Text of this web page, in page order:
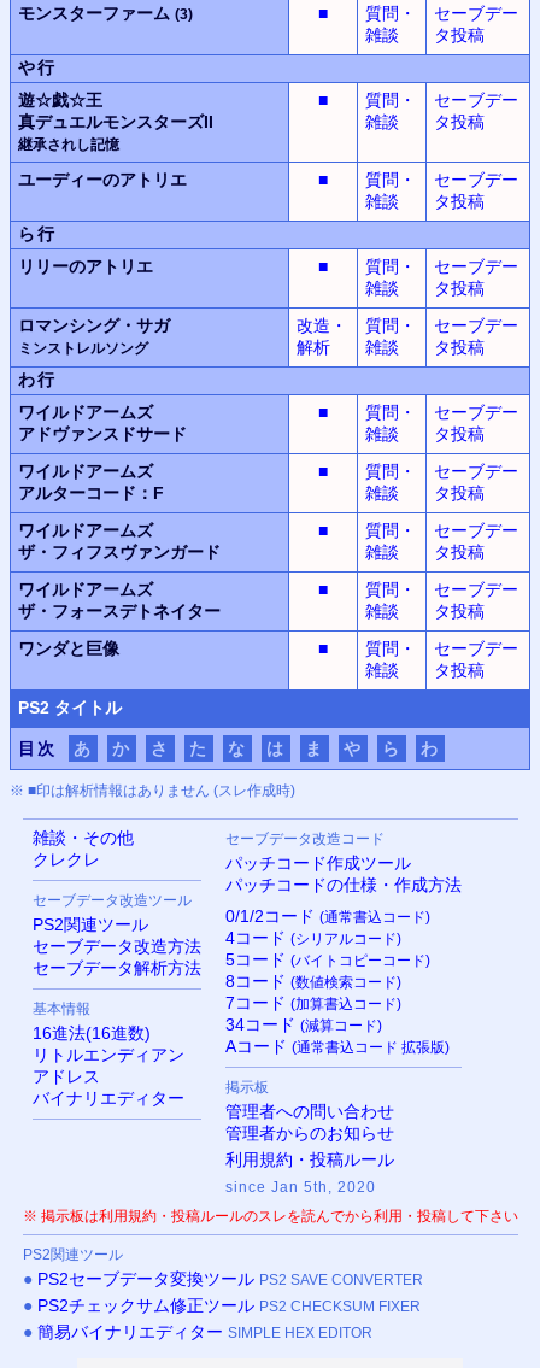
モンスターファーム (3) ■
質問・
雑談
セーブデー
タ投稿
や行
遊☆戯☆王
真デュエルモンスターズII
継承されし記憶
■
質問・
雑談
セーブデー
タ投稿
ユーディーのアトリエ ■
質問・
雑談
セーブデー
タ投稿
ら行
リリーのアトリエ
■
質問・
雑談
セーブデー
タ投稿
ロマンシング・サガ
ミンストレルソング
改造・
解析
質問・
雑談
セーブデー
タ投稿
わ行
ワイルドアームズ
アドヴァンスドサード
■
質問・
雑談
セーブデー
タ投稿
ワイルドアームズ
アルターコード：F
■
質問・
雑談
セーブデー
タ投稿
ワイルドアームズ
ザ・フィフスヴァンガード
■
質問・
雑談
セーブデー
タ投稿
ワイルドアームズ
ザ・フォースデトネイター
■
質問・
雑談
セーブデー
タ投稿
ワンダと巨像
■
質問・
雑談
セーブデー
タ投稿
PS2 タイトル
目次 あ か さ た な は ま や ら わ
※ ■印は解析情報はありません (スレ作成時)
雑談・その他
クレクレ
セーブデータ改造ツール
PS2関連ツール
セーブデータ改造方法
セーブデータ解析方法
基本情報
16進法(16進数)
リトルエンディアン
アドレス
バイナリエディター
セーブデータ改造コード
パッチコード作成ツール
パッチコードの仕様・作成方法
0/1/2コード (通常書込コード)
4コード (シリアルコード)
5コード (バイトコピーコード)
8コード (数値検索コード)
7コード (加算書込コード)
34コード (減算コード)
Aコード (通常書込コード 拡張版)
掲示板
管理者への問い合わせ
管理者からのお知らせ
利用規約・投稿ルール
since Jan 5th, 2020
※ 掲示板は利用規約・投稿ルールのスレを読んでから利用・投稿して下さい
PS2関連ツール
● PS2セーブデータ変換ツール PS2 SAVE CONVERTER
● PS2チェックサム修正ツール PS2 CHECKSUM FIXER
● 簡易バイナリエディター SIMPLE HEX EDITOR